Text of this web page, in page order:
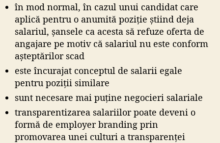
în mod normal, în cazul unui candidat care
aplică pentru o anumită poziție știind deja
salariul, șansele ca acesta să refuze oferta de
angajare pe motiv că salariul nu este conform
așteptărilor scad
este încurajat conceptul de salarii egale
pentru poziții similare
sunt necesare mai puține negocieri salariale
transparentizarea salariilor poate deveni o
formă de employer branding prin
promovarea unei culturi a transparenței